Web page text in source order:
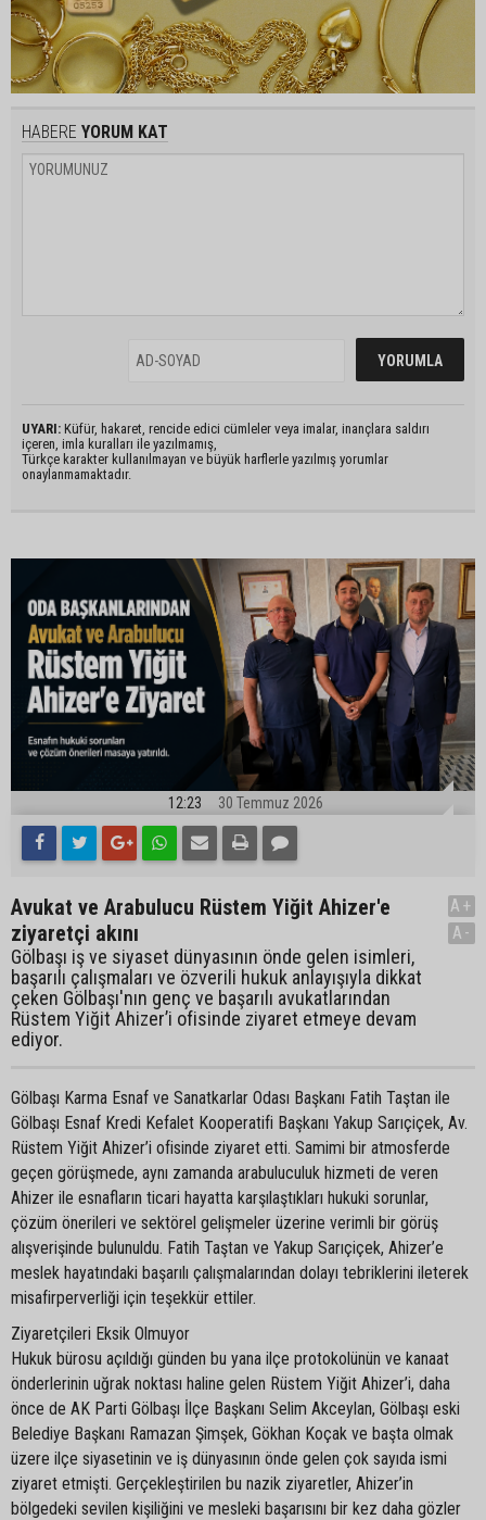
HABERE YORUM KAT
UYARI: Küfür, hakaret, rencide edici cümleler veya imalar, inançlara saldırı
içeren, imla kuralları ile yazılmamış,
Türkçe karakter kullanılmayan ve büyük harflerle yazılmış yorumlar
onaylanmamaktadır.
12:23 30 Temmuz 2026
Avukat ve Arabulucu Rüstem Yiğit Ahizer'e
ziyaretçi akını
Gölbaşı iş ve siyaset dünyasının önde gelen isimleri,
başarılı çalışmaları ve özverili hukuk anlayışıyla dikkat
çeken Gölbaşı'nın genç ve başarılı avukatlarından
Rüstem Yiğit Ahizer’i ofisinde ziyaret etmeye devam
ediyor.
A+
A-
Gölbaşı Karma Esnaf ve Sanatkarlar Odası Başkanı Fatih Taştan ile
Gölbaşı Esnaf Kredi Kefalet Kooperatifi Başkanı Yakup Sarıçiçek, Av.
Rüstem Yiğit Ahizer’i ofisinde ziyaret etti. Samimi bir atmosferde
geçen görüşmede, aynı zamanda arabuluculuk hizmeti de veren
Ahizer ile esnafların ticari hayatta karşılaştıkları hukuki sorunlar,
çözüm önerileri ve sektörel gelişmeler üzerine verimli bir görüş
alışverişinde bulunuldu. Fatih Taştan ve Yakup Sarıçiçek, Ahizer’e
meslek hayatındaki başarılı çalışmalarından dolayı tebriklerini ileterek
misafirperverliği için teşekkür ettiler.
Ziyaretçileri Eksik Olmuyor
Hukuk bürosu açıldığı günden bu yana ilçe protokolünün ve kanaat
önderlerinin uğrak noktası haline gelen Rüstem Yiğit Ahizer’i, daha
önce de AK Parti Gölbaşı İlçe Başkanı Selim Akceylan, Gölbaşı eski
Belediye Başkanı Ramazan Şimşek, Gökhan Koçak ve başta olmak
üzere ilçe siyasetinin ve iş dünyasının önde gelen çok sayıda ismi
ziyaret etmişti. Gerçekleştirilen bu nazik ziyaretler, Ahizer’in
bölgedeki sevilen kişiliğini ve mesleki başarısını bir kez daha gözler